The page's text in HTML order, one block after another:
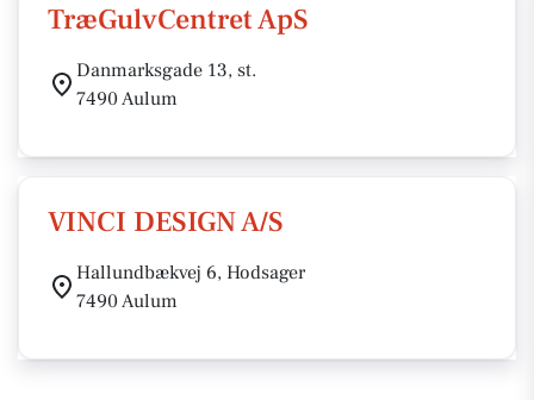
TræGulvCentret ApS
Danmarksgade 13, st.
7490 Aulum
VINCI DESIGN A/S
Hallundbækvej 6, Hodsager
7490 Aulum